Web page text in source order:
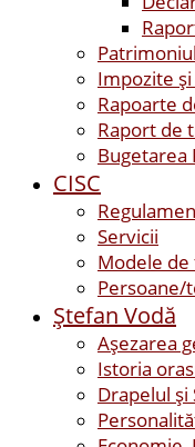
Impozite și
Rapoarte
Raport de
Bugetarea
CISC
Servicii
Modele
Persoane/
Ştefan Vodă
Așezarea
Istoria
Drapelul şi